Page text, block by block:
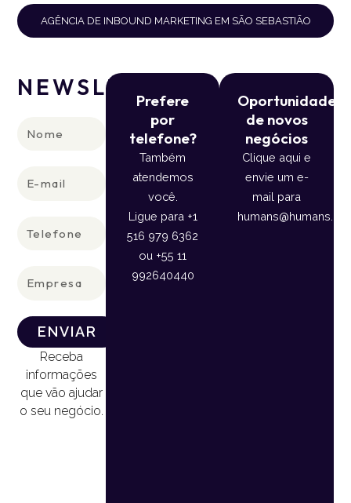
AGÊNCIA DE INBOUND MARKETING EM SÃO SEBASTIÃO
NEWSLETTER
ENVIAR
Receba
informações
que vão ajudar
o seu negócio.
Prefere
por
telefone?
Também
atendemos
você.
Ligue para +1
516 979 6362
ou +55 11
992640440
Oportunidade
de novos
negócios
Clique aqui e
envie um e-
mail para